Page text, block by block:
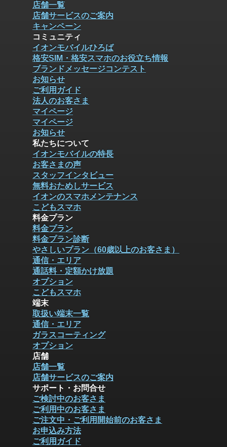
店舗一覧
店舗サービスのご案内
キャンペーン
コミュニティ
イオンモバイルひろば
格安SIM・格安スマホのお役立ち情報
ブランドメッセージコンテスト
お知らせ
ご利用ガイド
法人のお客さま
マイページ
マイページ
お知らせ
私たちについて
イオンモバイルの特長
お客さまの声
スタッフインタビュー
無料おためしサービス
イオンのスマホメンテナンス
こどもスマホ
料金プラン
料金プラン
料金プラン診断
やさしいプラン（60歳以上のお客さま）
通信・エリア
通話料・定額かけ放題
オプション
こどもスマホ
端末
取扱い端末一覧
通信・エリア
ガラスコーティング
オプション
店舗
店舗一覧
店舗サービスのご案内
サポート・お問合せ
ご検討中のお客さま
ご利用中のお客さま
ご注文中・ご利用開始前のお客さま
お申込み方法
ご利用ガイド